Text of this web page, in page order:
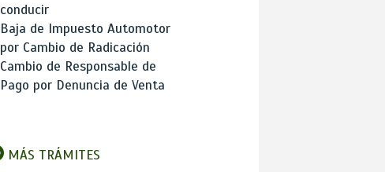
conducir
Baja de Impuesto Automotor
por Cambio de Radicación
Cambio de Responsable de
Pago por Denuncia de Venta
MÁS TRÁMITES